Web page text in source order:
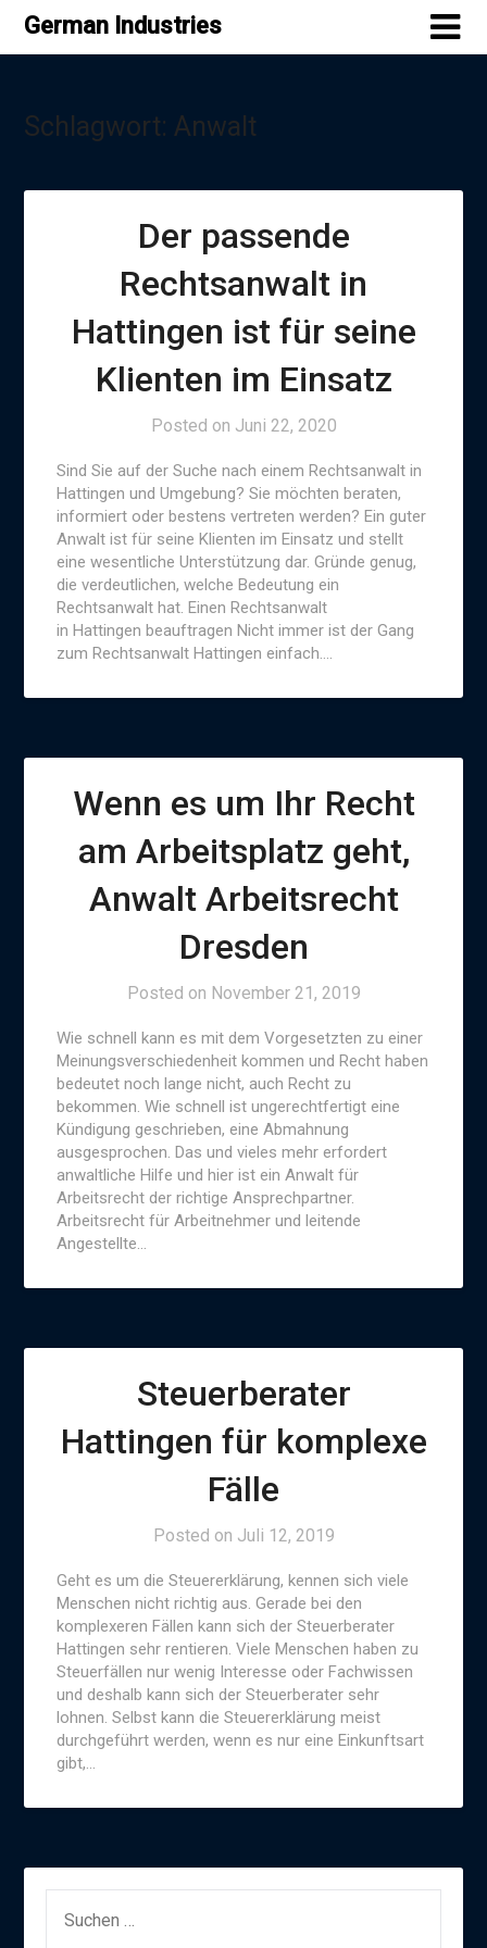
SkipGerman Industries
Schlagwort:Anwalt
Der passende
Rechtsanwalt in
Hattingen ist für seine
Klienten im Einsatz
Posted on Juni 22, 2020
Sind Sie auf der Suche nach einem Rechtsanwalt in
Hattingen und Umgebung? Sie möchten beraten,
informiert oder bestens vertreten werden? Ein guter
Anwalt ist für seine Klienten im Einsatz und stellt
eine wesentliche Unterstützung dar. Gründe genug,
die verdeutlichen, welche Bedeutung ein
Rechtsanwalt hat. Einen Rechtsanwalt
in Hattingen beauftragen Nicht immer ist der Gang
zum Rechtsanwalt Hattingen einfach….
Wenn es um Ihr Recht
am Arbeitsplatz geht,
Anwalt Arbeitsrecht
Dresden
Posted on November 21, 2019
Wie schnell kann es mit dem Vorgesetzten zu einer
Meinungsverschiedenheit kommen und Recht haben
bedeutet noch lange nicht, auch Recht zu
bekommen. Wie schnell ist ungerechtfertigt eine
Kündigung geschrieben, eine Abmahnung
ausgesprochen. Das und vieles mehr erfordert
anwaltliche Hilfe und hier ist ein Anwalt für
Arbeitsrecht der richtige Ansprechpartner.
Arbeitsrecht für Arbeitnehmer und leitende
Angestellte…
Steuerberater
Hattingen für komplexe
Fälle
Posted on Juli 12, 2019
Geht es um die Steuererklärung, kennen sich viele
Menschen nicht richtig aus. Gerade bei den
komplexeren Fällen kann sich der Steuerberater
Hattingen sehr rentieren. Viele Menschen haben zu
Steuerfällen nur wenig Interesse oder Fachwissen
und deshalb kann sich der Steuerberater sehr
lohnen. Selbst kann die Steuererklärung meist
durchgeführt werden, wenn es nur eine Einkunftsart
gibt,…
NACH: